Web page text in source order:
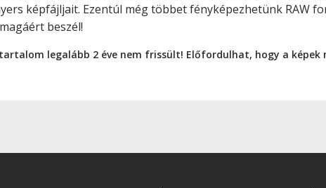
képfájljait. Ezentúl még többet fényképezhetünk RAW
beszél!
legalább 2 éve nem frissült! Előfordulhat, hogy a képek